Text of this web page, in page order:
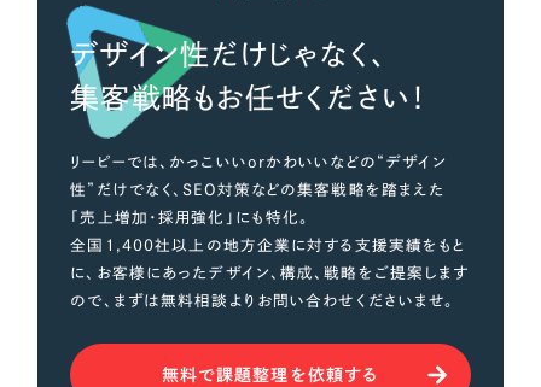
デザイン性だけじゃなく、
集客戦略もお任せください！
リーピーでは、かっこいいorかわいいなどの“デザイン
性”だけでなく、SEO対策などの集客戦略を踏まえた
「売上増加・採用強化」にも特化。
全国1,400社以上の地方企業に対する支援実績をもと
に、お客様にあったデザイン、構成、戦略をご提案します
ので、まずは無料相談よりお問い合わせくださいませ。
無料で課題整理を依頼する